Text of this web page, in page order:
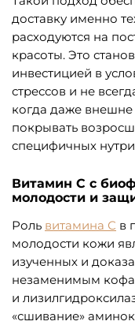
доставку именно
расходуются на
красоты. Это
инвестицией в
стрессов и не
когда даже
покрывать
специфичных
Витамин С с
молодости и
Роль витамина С в
молодости кожи
изученных и
незаменимым
и
«сшивание»